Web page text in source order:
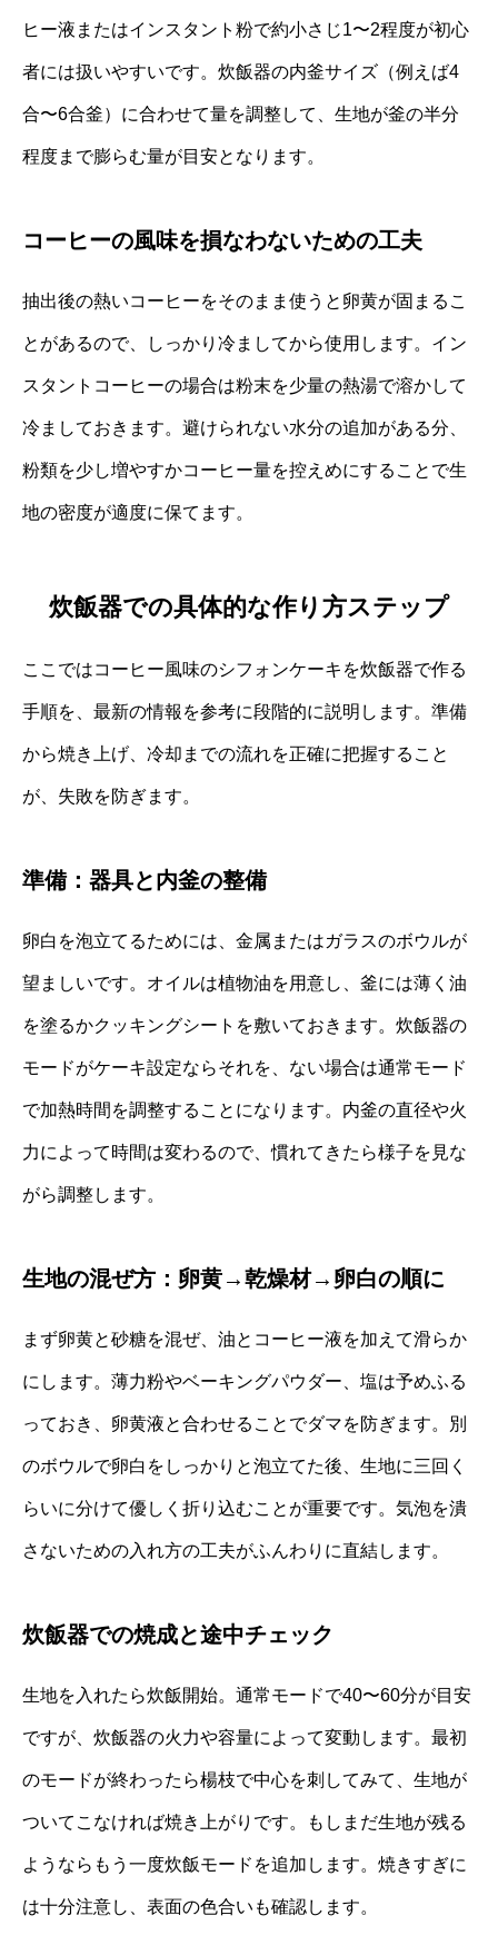
ヒー液またはインスタント粉で約小さじ1〜2程度が初心
者には扱いやすいです。炊飯器の内釜サイズ（例えば4
合〜6合釜）に合わせて量を調整して、生地が釜の半分
程度まで膨らむ量が目安となります。
コーヒーの風味を損なわないための工夫
抽出後の熱いコーヒーをそのまま使うと卵黄が固まるこ
とがあるので、しっかり冷ましてから使用します。イン
スタントコーヒーの場合は粉末を少量の熱湯で溶かして
冷ましておきます。避けられない水分の追加がある分、
粉類を少し増やすかコーヒー量を控えめにすることで生
地の密度が適度に保てます。
炊飯器での具体的な作り方ステップ
ここではコーヒー風味のシフォンケーキを炊飯器で作る
手順を、最新の情報を参考に段階的に説明します。準備
から焼き上げ、冷却までの流れを正確に把握すること
が、失敗を防ぎます。
準備：器具と内釜の整備
卵白を泡立てるためには、金属またはガラスのボウルが
望ましいです。オイルは植物油を用意し、釜には薄く油
を塗るかクッキングシートを敷いておきます。炊飯器の
モードがケーキ設定ならそれを、ない場合は通常モード
で加熱時間を調整することになります。内釜の直径や火
力によって時間は変わるので、慣れてきたら様子を見な
がら調整します。
生地の混ぜ方：卵黄→乾燥材→卵白の順に
まず卵黄と砂糖を混ぜ、油とコーヒー液を加えて滑らか
にします。薄力粉やベーキングパウダー、塩は予めふる
っておき、卵黄液と合わせることでダマを防ぎます。別
のボウルで卵白をしっかりと泡立てた後、生地に三回く
らいに分けて優しく折り込むことが重要です。気泡を潰
さないための入れ方の工夫がふんわりに直結します。
炊飯器での焼成と途中チェック
生地を入れたら炊飯開始。通常モードで40〜60分が目安
ですが、炊飯器の火力や容量によって変動します。最初
のモードが終わったら楊枝で中心を刺してみて、生地が
ついてこなければ焼き上がりです。もしまだ生地が残る
ようならもう一度炊飯モードを追加します。焼きすぎに
は十分注意し、表面の色合いも確認します。